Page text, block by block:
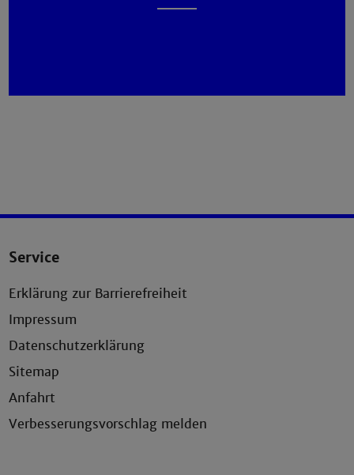
Service
Erklärung zur Barrierefreiheit
Impressum
Datenschutzerklärung
Sitemap
Anfahrt
Verbesserungsvorschlag melden